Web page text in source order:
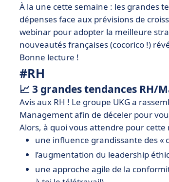
• #Comptabilité
• #Marketing
• #IT & #Tech
À la une cette semaine : les grandes
dépenses face aux prévisions de
webinar pour adopter la meilleure
nouveautés françaises (cocorico !)
Bonne lecture !
#RH
📈 3 grandes tendances RH/
Avis aux RH ! Le groupe UKG a
Management afin de déceler pour
Alors, à quoi vous attendre pour cette
une influence grandissante des «
l’augmentation du leadership
une approche agile de la